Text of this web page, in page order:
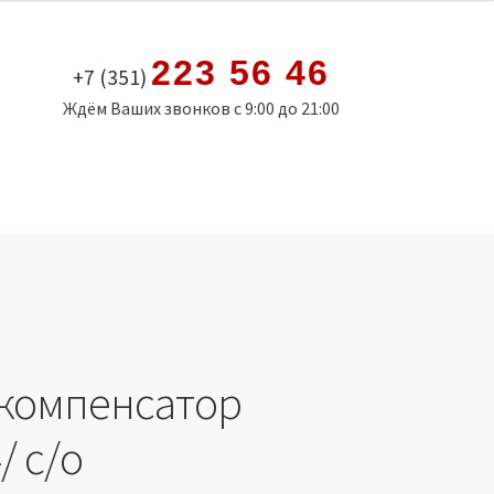
+7 (351) 223 56 46
Ждём Ваших звонков с 9:00 до 21:00
с/о